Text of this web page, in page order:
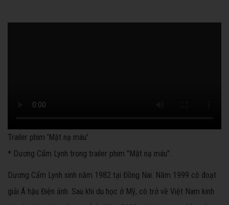
Trailer phim 'Mặt nạ máu'
* Dương Cẩm Lynh trong trailer phim "Mặt nạ máu".
Dương Cẩm Lynh sinh năm 1982 tại Đồng Nai. Năm 1999 cô đoạt
giải Á hậu Điện ảnh. Sau khi du học ở Mỹ, cô trở về Việt Nam kinh